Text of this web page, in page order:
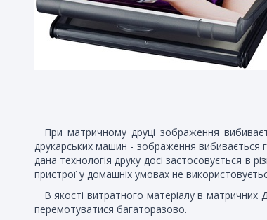
При матричному друці зображення
друкарських машин - зображення вибивається
дана технологія друку досі застосовується в
пристрої у домашніх умовах не
В якості витратного матеріалу в
перемотуватися багаторазово.